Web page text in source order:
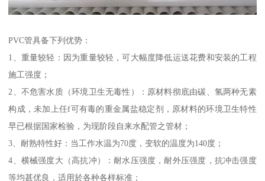
PVC管具备下列优势：
1、重量较轻：因为重量较轻，可大幅度降低运送花费和安装的工程
施工强度；
2、不危害水质（环境卫生无毒性）：原材料彻底由碳、氢两种无素
构成，未加上任f可有毒的重金属盐稳定剂，原材料的环境卫生特性
早已根据国家检验，为现阶段自来水配管之管材；
3、耐熟特性好：当工作水温为70度，变软的温度为140度；
4、横械强度大（高抗冲）：耐水压强度，耐外压强度，抗冲击强度
等均甚优良，适用於各种各样标准；